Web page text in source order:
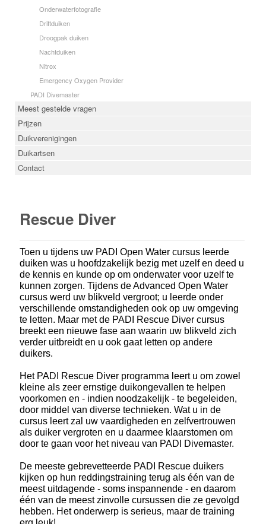
Onderwaterfotografie
Driftduiken
Droogpak duiken
Nachtduiken
Nitrox
Emergency Oxygen Provider
PADI Divemaster
Meest gestelde vragen
Prijzen
Duikverenigingen
Duikartsen
Contact
Rescue Diver
Toen u tijdens uw PADI Open Water cursus leerde
duiken was u hoofdzakelijk bezig met uzelf en deed u
de kennis en kunde op om onderwater voor uzelf te
kunnen zorgen. Tijdens de Advanced Open Water
cursus werd uw blikveld vergroot; u leerde onder
verschillende omstandigheden ook op uw omgeving
te letten. Maar met de PADI Rescue Diver cursus
breekt een nieuwe fase aan waarin uw blikveld zich
verder uitbreidt en u ook gaat letten op andere
duikers.
Het PADI Rescue Diver programma leert u om zowel
kleine als zeer ernstige duikongevallen te helpen
voorkomen en - indien noodzakelijk - te begeleiden,
door middel van diverse technieken. Wat u in de
cursus leert zal uw vaardigheden en zelfvertrouwen
als duiker vergroten en u daarmee klaarstomen om
door te gaan voor het niveau van PADI Divemaster.
De meeste gebrevetteerde PADI Rescue duikers
kijken op hun reddingstraining terug als één van de
meest uitdagende - soms inspannende - en daarom
één van de meest zinvolle cursussen die ze gevolgd
hebben. Het onderwerp is serieus, maar de training